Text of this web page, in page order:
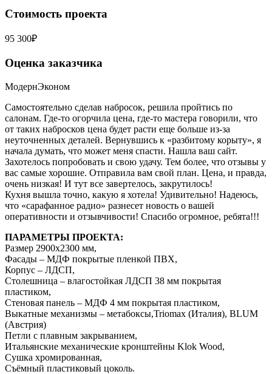
Стоимость проекта
95 300₽
Оценка заказчика
МодернЭконом
Самостоятельно сделав набросок, решила пройтись по
салонам. Где-то огорчила цена, где-то мастера говорили, что
от таких набросков цена будет расти еще больше из-за
неуточненных деталей. Вернувшись к «разбитому корыту», я
начала думать, что может меня спасти. Нашла ваш сайт.
Захотелось попробовать и свою удачу. Тем более, что отзывы у
вас самые хорошие. Отправила вам свой план. Цена, и правда,
очень низкая! И тут все завертелось, закрутилось!
Кухня вышла точно, какую я хотела! Удивительно! Надеюсь,
что «сарафанное радио» разнесет новость о вашей
оперативности и отзывчивости! Спасибо огромное, ребята!!!
ПАРАМЕТРЫ ПРОЕКТА:
Размер 2900х2300 мм,
Фасады – МДФ покрытые пленкой ПВХ,
Корпус – ЛДСП,
Столешница – влагостойкая ЛДСП 38 мм покрытая
пластиком,
Стеновая панель – МДФ 4 мм покрытая пластиком,
Выкатные механизмы – метабоксы,Triomax (Италия), BLUM
(Австрия)
Петли с плавным закрыванием,
Итальянские механические кронштейны Klok Wood,
Сушка хромированная,
Съёмный пластиковый цоколь.